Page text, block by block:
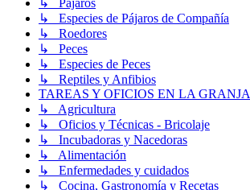
↳ Pájaros
↳ Especies de Pájaros de Compañía
↳ Roedores
↳ Peces
↳ Especies de Peces
↳ Reptiles y Anfibios
TAREAS Y OFICIOS EN LA GRANJA
↳ Agricultura
↳ Oficios y Técnicas - Bricolaje
↳ Incubadoras y Nacedoras
↳ Alimentación
↳ Enfermedades y cuidados
↳ Cocina, Gastronomía y Recetas